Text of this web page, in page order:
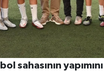
sahasının